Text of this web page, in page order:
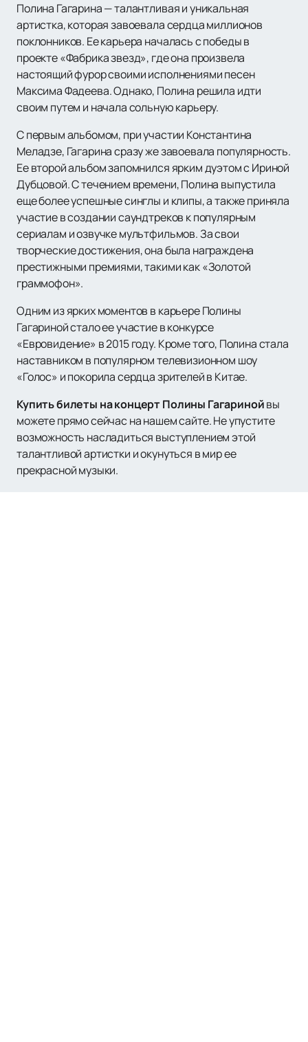
Полина Гагарина — талантливая и уникальная
артистка, которая завоевала сердца миллионов
поклонников. Ее карьера началась с победы в
проекте «Фабрика звезд», где она произвела
настоящий фурор своими исполнениями песен
Максима Фадеева. Однако, Полина решила идти
своим путем и начала сольную карьеру.
С первым альбомом, при участии Константина
Меладзе, Гагарина сразу же завоевала популярность.
Ее второй альбом запомнился ярким дуэтом с Ириной
Дубцовой. С течением времени, Полина выпустила
еще более успешные синглы и клипы, а также приняла
участие в создании саундтреков к популярным
сериалам и озвучке мультфильмов. За свои
творческие достижения, она была награждена
престижными премиями, такими как «Золотой
граммофон».
Одним из ярких моментов в карьере Полины
Гагариной стало ее участие в конкурсе
«Евровидение» в 2015 году. Кроме того, Полина стала
наставником в популярном телевизионном шоу
«Голос» и покорила сердца зрителей в Китае.
Купить билеты на концерт Полины Гагаринойвы
можете прямо сейчас на нашем сайте. Не упустите
возможность насладиться выступлением этой
талантливой артистки и окунуться в мир ее
прекрасной музыки.